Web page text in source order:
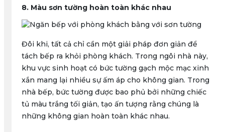
8. Màu sơn tường hoàn toàn khác nhau
Đôi khi, tất cả chỉ cần một giải pháp đơn giản để
tách bếp ra khỏi phòng khách. Trong ngôi nhà này,
khu vực sinh hoạt có bức tường gạch mộc mạc xinh
xắn mang lại nhiều sự ấm áp cho không gian. Trong
nhà bếp, bức tường được bao phủ bởi những chiếc
tủ màu trắng tối giản, tạo ấn tượng rằng chúng là
những không gian hoàn toàn khác nhau.